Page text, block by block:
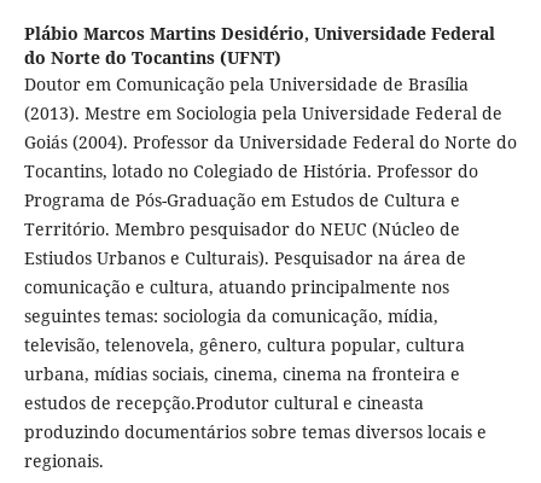
Plábio Marcos Martins Desidério, Universidade Federal
do Norte do Tocantins (UFNT)
Doutor em Comunicação pela Universidade de Brasília
(2013). Mestre em Sociologia pela Universidade Federal de
Goiás (2004). Professor da Universidade Federal do Norte do
Tocantins, lotado no Colegiado de História. Professor do
Programa de Pós-Graduação em Estudos de Cultura e
Território. Membro pesquisador do NEUC (Núcleo de
Estiudos Urbanos e Culturais). Pesquisador na área de
comunicação e cultura, atuando principalmente nos
seguintes temas: sociologia da comunicação, mídia,
televisão, telenovela, gênero, cultura popular, cultura
urbana, mídias sociais, cinema, cinema na fronteira e
estudos de recepção.Produtor cultural e cineasta
produzindo documentários sobre temas diversos locais e
regionais.